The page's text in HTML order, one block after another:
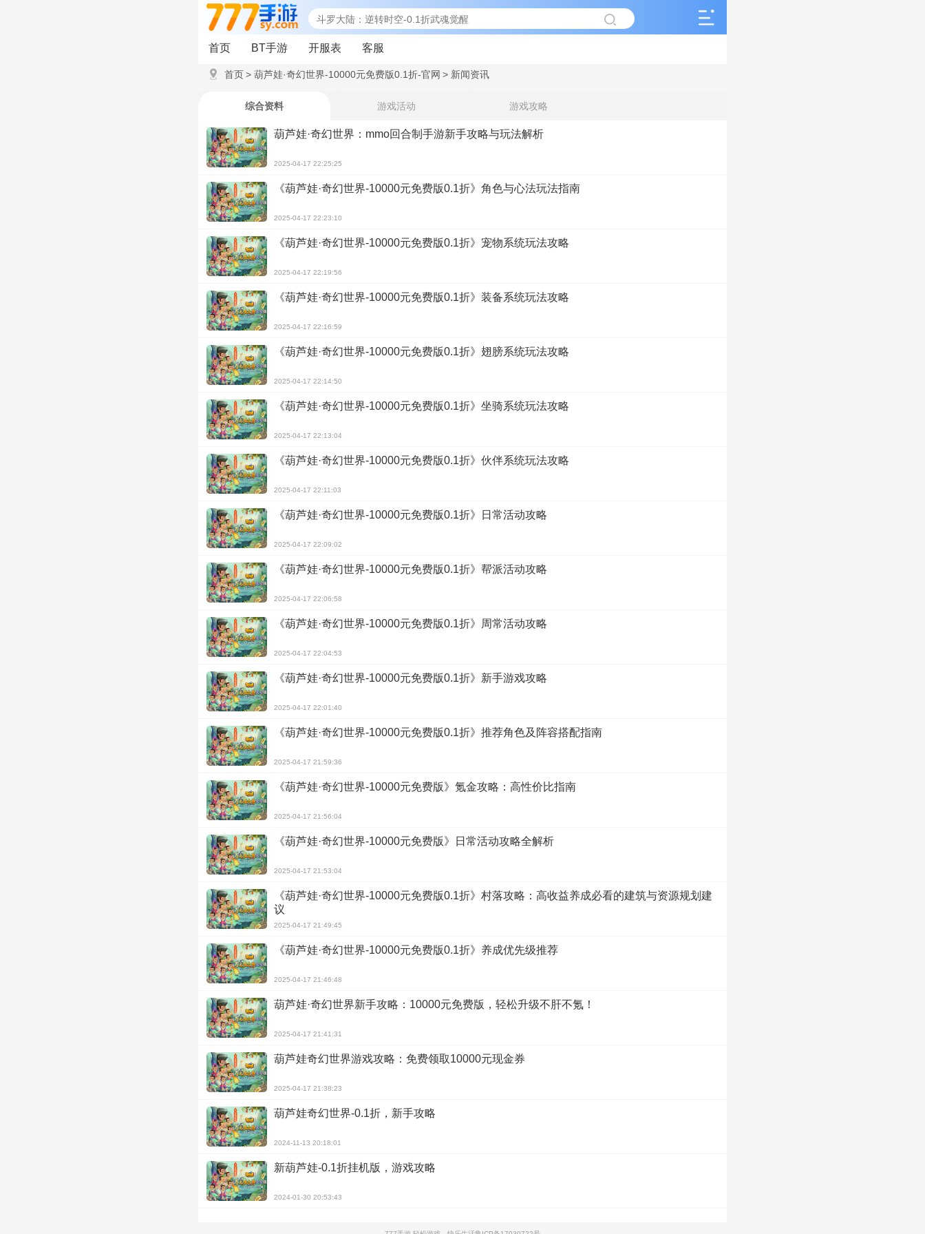
首页 BT手游 开服表 客服
首页> 葫芦娃·奇幻世界-10000元免费版0.1折-官网 > 新闻资讯
综合资料 游戏活动 游戏攻略
葫芦娃·奇幻世界：mmo回合制手游新手攻略与玩法解析
2025-04-17 22:25:25
《葫芦娃·奇幻世界-10000元免费版0.1折》角色与心法玩法指南
2025-04-17 22:23:10
《葫芦娃·奇幻世界-10000元免费版0.1折》宠物系统玩法攻略
2025-04-17 22:19:56
《葫芦娃·奇幻世界-10000元免费版0.1折》装备系统玩法攻略
2025-04-17 22:16:59
《葫芦娃·奇幻世界-10000元免费版0.1折》翅膀系统玩法攻略
2025-04-17 22:14:50
《葫芦娃·奇幻世界-10000元免费版0.1折》坐骑系统玩法攻略
2025-04-17 22:13:04
《葫芦娃·奇幻世界-10000元免费版0.1折》伙伴系统玩法攻略
2025-04-17 22:11:03
《葫芦娃·奇幻世界-10000元免费版0.1折》日常活动攻略
2025-04-17 22:09:02
《葫芦娃·奇幻世界-10000元免费版0.1折》帮派活动攻略
2025-04-17 22:06:58
《葫芦娃·奇幻世界-10000元免费版0.1折》周常活动攻略
2025-04-17 22:04:53
《葫芦娃·奇幻世界-10000元免费版0.1折》新手游戏攻略
2025-04-17 22:01:40
《葫芦娃·奇幻世界-10000元免费版0.1折》推荐角色及阵容搭配指南
2025-04-17 21:59:36
《葫芦娃·奇幻世界-10000元免费版》氪金攻略：高性价比指南
2025-04-17 21:56:04
《葫芦娃·奇幻世界-10000元免费版》日常活动攻略全解析
2025-04-17 21:53:04
《葫芦娃·奇幻世界-10000元免费版0.1折》村落攻略：高收益养成必看的建筑与资源规划建
议
2025-04-17 21:49:45
《葫芦娃·奇幻世界-10000元免费版0.1折》养成优先级推荐
2025-04-17 21:46:48
葫芦娃·奇幻世界新手攻略：10000元免费版，轻松升级不肝不氪！
2025-04-17 21:41:31
葫芦娃奇幻世界游戏攻略：免费领取10000元现金券
2025-04-17 21:38:23
葫芦娃奇幻世界-0.1折，新手攻略
2024-11-13 20:18:01
新葫芦娃-0.1折挂机版，游戏攻略
2024-01-30 20:53:43